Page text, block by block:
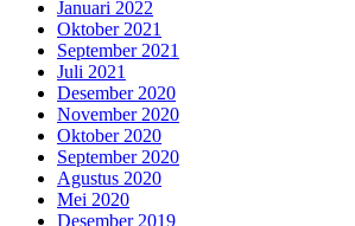
Januari 2022
Oktober 2021
September 2021
Juli 2021
Desember 2020
November 2020
Oktober 2020
September 2020
Agustus 2020
Mei 2020
Desember 2019